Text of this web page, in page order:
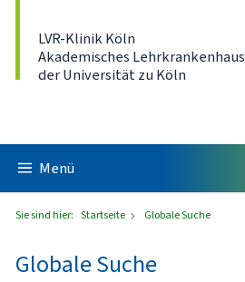
LVR-Klinik Köln
Akademisches Lehrkrankenhaus
der Universität zu Köln
Menü
Sie sind hier: Startseite Globale Suche
Globale Suche